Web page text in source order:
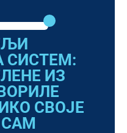
СИСТЕМ:
ИЗ
СВОЈЕ
САМ